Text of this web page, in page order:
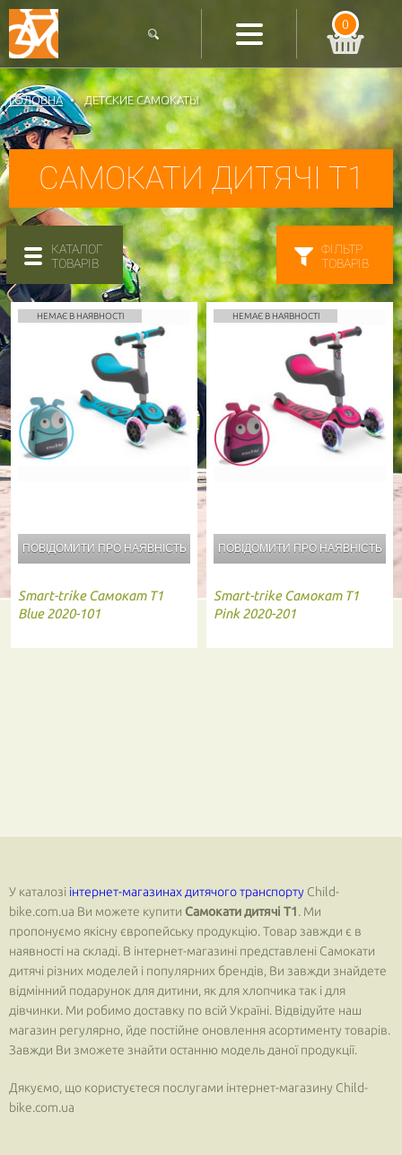
0
ГОЛОВНА ДЕТСКИЕ САМОКАТЫ
САМОКАТИ ДИТЯЧІ T1
КАТАЛОГ
ТОВАРІВ
ФІЛЬТР
ТОВАРІВ
НЕМАЄ В НАЯВНОСТІ
ПОВІДОМИТИ ПРО НАЯВНІСТЬ
Smart-trike Самокат T1
Blue 2020-101
НЕМАЄ В НАЯВНОСТІ
ПОВІДОМИТИ ПРО НАЯВНІСТЬ
Smart-trike Самокат T1
Pink 2020-201
У каталозі інтернет-магазинах дитячого транспорту Child-
bike.com.ua Ви можете купити Самокати дитячі T1. Ми
пропонуємо якісну європейську продукцію. Товар завжди є в
наявності на складі. В інтернет-магазині представлені Самокати
дитячі різних моделей і популярних брендів, Ви завжди знайдете
відмінний подарунок для дитини, як для хлопчика так і для
дівчинки. Ми робимо доставку по всій Україні. Відвідуйте наш
магазин регулярно, йде постійне оновлення асортименту товарів.
Завжди Ви зможете знайти останню модель даної продукції.
Дякуємо, що користуєтеся послугами інтернет-магазину Child-
bike.com.ua